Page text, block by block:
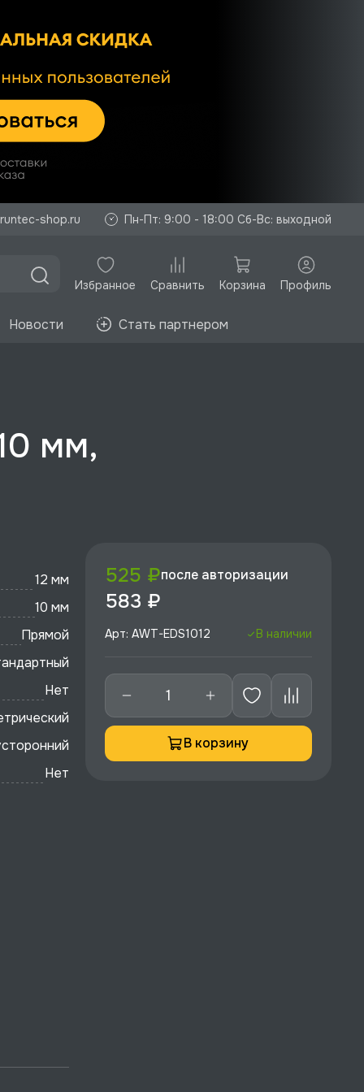
shop.ru Пн-Пт: 9:00 - 18:00 Сб-Вс: выходной
Избранное Сравнить Корзина Профиль
Новости Стать партнером
мм,
12 мм
10 мм
Прямой
Нет
Нет
525 ₽после авторизации
583 ₽
Арт: AWT-EDS1012 В наличии
В корзину